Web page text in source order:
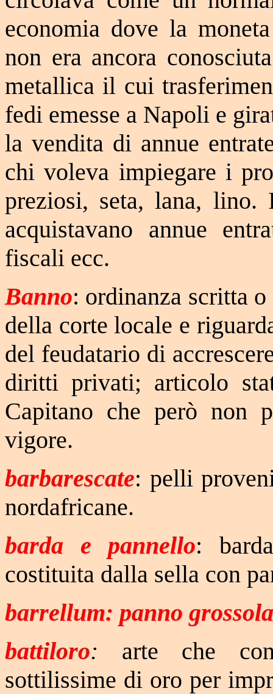
economia dove la
non era ancora
metallica il cui
fedi emesse a Napoli e
la vendita di annue
chi voleva impiegare i
preziosi, seta, lana,
acquistavano annue
fiscali ecc.
Banno: ordinanza scritta
della corte locale e
del feudatario di
diritti privati; articolo
Capitano che però non
vigore.
barbarescate: pelli
nordafricane.
barda e pannello:
costituita dalla sella con
barrellum: panno
battiloro: arte che
sottilissime di oro per